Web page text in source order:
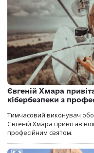
Євгеній Хмара
кібербезпеки з
Тимчасовий виконувач
Євгеній Хмара привітав
професійним святом.